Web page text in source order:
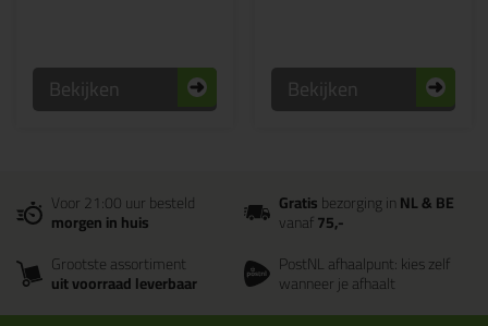
Bekijken Bekijken
Voor 21:00 uur besteld
morgen in huis
Gratisbezorging inNL & BE
vanaf75,-
Grootste assortiment
uit voorraad leverbaar
PostNL afhaalpunt: kies zelf
wanneer je afhaalt